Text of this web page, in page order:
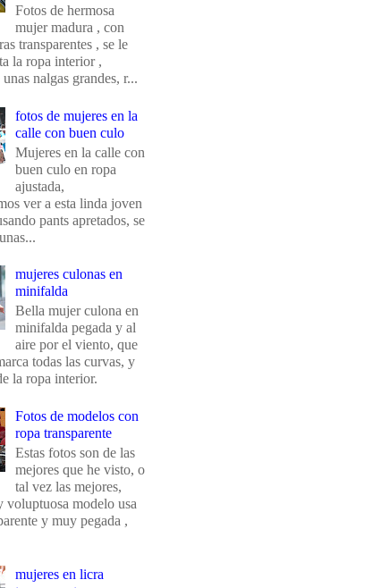
Fotos de hermosa
mujer madura , con
transparentes , se le
la ropa interior ,
unas nalgas grandes, r...
fotos de mujeres en la
calle con buen culo
Mujeres en la calle con
buen culo en ropa
ajustada,
ver a esta linda joven
pants apretados, se
mujeres culonas en
minifalda
Bella mujer culona en
minifalda pegada y al
aire por el viento, que
todas las curvas, y
la ropa interior.
Fotos de modelos con
ropa transparente
Estas fotos son de las
mejores que he visto, o
tal vez las mejores,
voluptuosa modelo usa
y muy pegada ,
mujeres en licra